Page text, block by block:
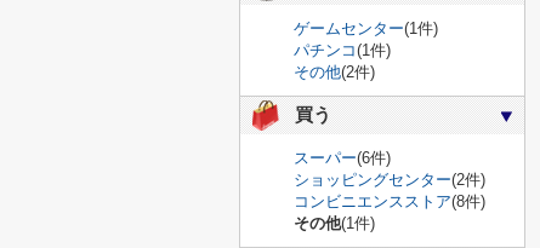
ゲームセンター(1件)
パチンコ(1件)
その他(2件)
買う
スーパー(6件)
ショッピングセンター(2件)
コンビニエンスストア(8件)
その他(1件)